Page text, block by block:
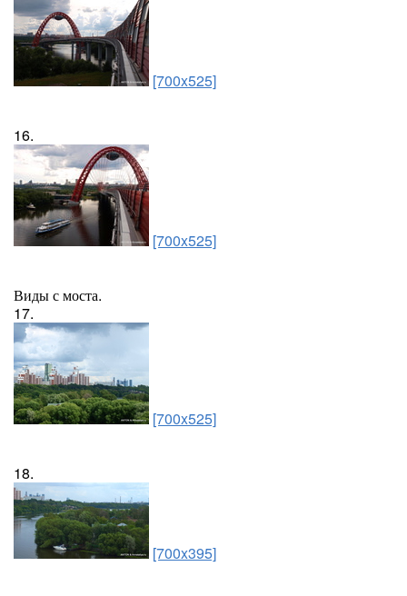
[700x525]
16.
[700x525]
Виды с моста.
17.
[700x525]
18.
[700x395]